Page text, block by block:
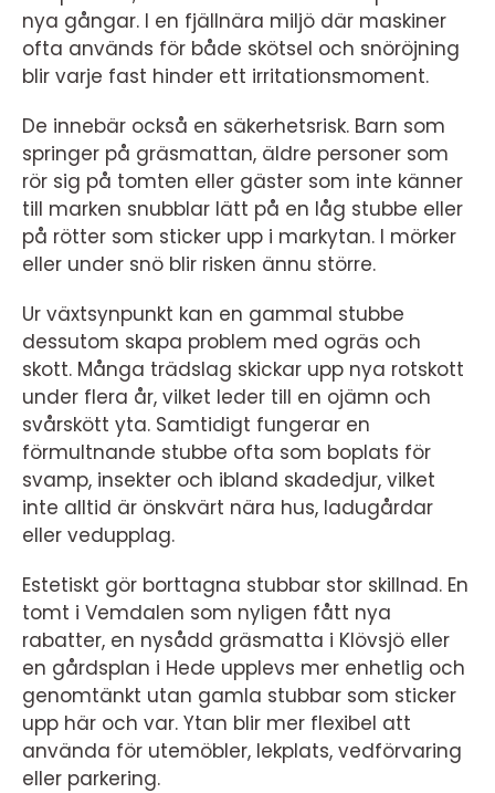
nya gångar. I en fjällnära miljö där maskiner
ofta används för både skötsel och snöröjning
blir varje fast hinder ett irritationsmoment.
De innebär också en säkerhetsrisk. Barn som
springer på gräsmattan, äldre personer som
rör sig på tomten eller gäster som inte känner
till marken snubblar lätt på en låg stubbe eller
på rötter som sticker upp i markytan. I mörker
eller under snö blir risken ännu större.
Ur växtsynpunkt kan en gammal stubbe
dessutom skapa problem med ogräs och
skott. Många trädslag skickar upp nya rotskott
under flera år, vilket leder till en ojämn och
svårskött yta. Samtidigt fungerar en
förmultnande stubbe ofta som boplats för
svamp, insekter och ibland skadedjur, vilket
inte alltid är önskvärt nära hus, ladugårdar
eller vedupplag.
Estetiskt gör borttagna stubbar stor skillnad. En
tomt i Vemdalen som nyligen fått nya
rabatter, en nysådd gräsmatta i Klövsjö eller
en gårdsplan i Hede upplevs mer enhetlig och
genomtänkt utan gamla stubbar som sticker
upp här och var. Ytan blir mer flexibel att
använda för utemöbler, lekplats, vedförvaring
eller parkering.